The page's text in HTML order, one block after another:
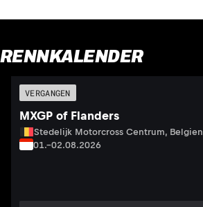
RENNKALENDER
VERGANGEN
MXGP of Flanders
Stedelijk Motorcross Centrum, Belgien
01.–02.08.2026